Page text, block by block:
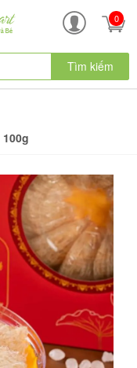
0
Tìm kiếm